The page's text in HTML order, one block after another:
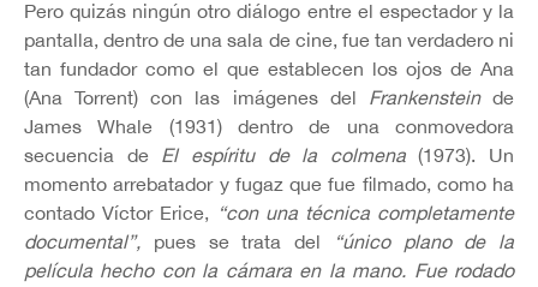
Pero quizás ningún otro diálogo entre el espectador y la
pantalla, dentro de una sala de cine, fue tan verdadero ni
tan fundador como el que establecen los ojos de Ana
(Ana Torrent) con las imágenes del Frankensteinde
James Whale (1931) dentro de una conmovedora
secuencia de El espíritu de la colmena(1973). Un
momento arrebatador y fugaz que fue filmado, como ha
contado Víctor Erice,
“con una técnica completamente
documental”, pues se trata del
“único plano de la
película hecho con la cámara en la mano. Fue rodado